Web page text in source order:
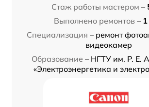
Стаж работы мастером –
Выполнено ремонтов –
Специализация – ремонт
видеокамер
Образование – НГТУ им. Р. Е.
«Электроэнергетика и